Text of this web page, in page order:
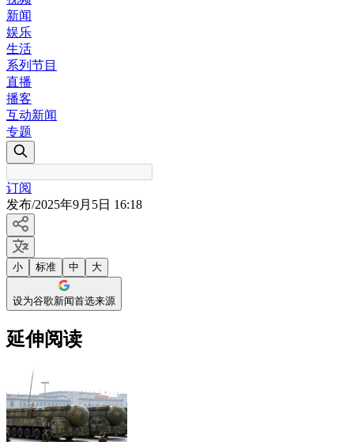
新闻
娱乐
生活
系列节目
直播
播客
互动新闻
专题
订阅
发布/2025年9月5日 16:18
小 标准 中 大
设为谷歌新闻首选来源
延伸阅读